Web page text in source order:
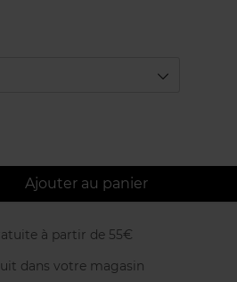
Ajouter au panier
à partir de 55€
dans votre magasin